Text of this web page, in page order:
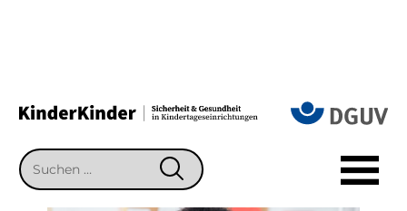
Suchen
SUCHEN